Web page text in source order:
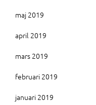
maj 2019
april 2019
mars 2019
februari 2019
januari 2019